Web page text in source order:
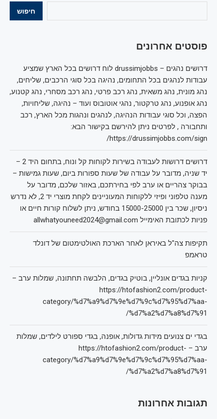
חיפוש
פוסטים אחרונים
דרושים נהגים – drussimjobbs לוח דרושים בכל הארץ שמציע
עבודות לנהגים בכל התחומים, נהיגה בכל סוגי הרכבים, שליחים,
נהג מונית, נהג משאית, נהג רכב פרטי, נהג רכב מסחרי, נהג קטנוע,
נהג אופנוע, נהג טרקטור, נהגי אוטובוס ועוד – נהיגה, שליחויות,
הפצה, וכל סוגי עבודות הנהיגה, לנהגים ונהגות מכל הארץ, רכב
ותחבורה , לפרטים ניתן להירשם בקישור הבא:
https://drussimjobbs.com/sign/
דרושים דרושות לעבודה בשירות לקוחות קל ונוח, בתחום היד 2 –
יד שניה, מדובר על עבודה של שעות ספורות ביום, שעות גמישות –
בבוקר צהריים או ערב לפי בחירתכם, באזור שלכם, מדובר על
מענה טלפוני ופיזי ללקוחות המעוניינים לקחת מוצרי יד 2, לא נדרש
ניסיון, שכר בין 15000-25000 בחודש, ניתן לשלוח קורות חיים או
פניות לכתובת האימייל allwhatyouneed2024@gmail.com
תקיפות צה"ל באיראן לאחר הארכת האולטימטום של דונלד
טראמפ
קניות בגדים אונליין, בוטיק בגדים, הלבשה תחתונה, שמלות ערב –
https://htofashion2.com/product-
category/%d7%a9%d7%9e%d7%9c%d7%95%d7%aa-
%d7%a2%d7%a8%d7%91/
בגדי ים צנועים מידות גדולות, אופנה, בגדי ספורט לילדים, שמלות
ערב – https://htofashion2.com/product-
category/%d7%a9%d7%9e%d7%9c%d7%95%d7%aa-
%d7%a2%d7%a8%d7%91/
תגובות אחרונות